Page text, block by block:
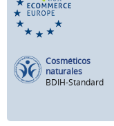
Cosméticos
naturales
BDIH-Standard